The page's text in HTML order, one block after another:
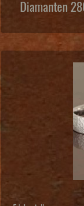
Diamanten